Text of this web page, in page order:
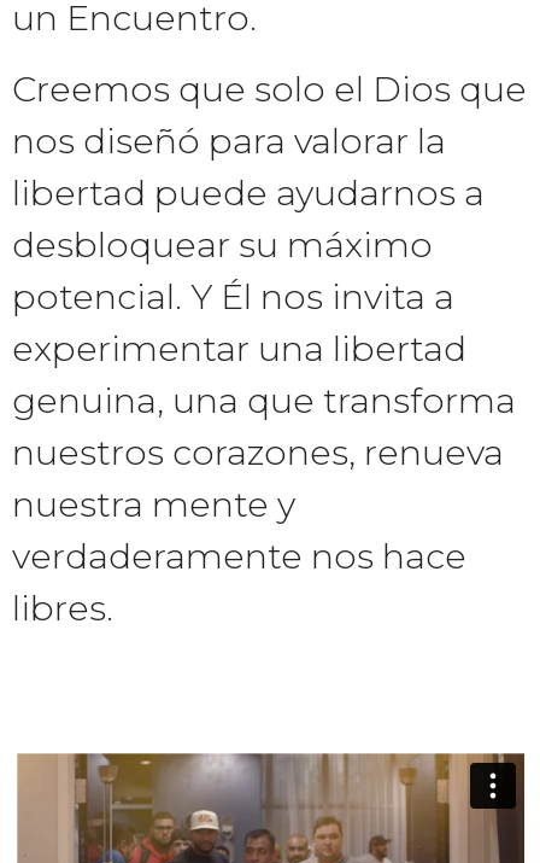
un Encuentro.
Creemos que solo el Dios que
nos diseñó para valorar la
libertad puede ayudarnos a
desbloquear su máximo
potencial. Y Él nos invita a
experimentar una libertad
genuina, una que transforma
nuestros corazones, renueva
nuestra mente y
verdaderamente nos hace
libres.